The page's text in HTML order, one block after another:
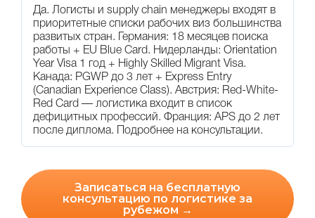
Да. Логисты и supply chain менеджеры входят в
приоритетные списки рабочих виз большинства
развитых стран. Германия: 18 месяцев поиска
работы + EU Blue Card. Нидерланды: Orientation
Year Visa 1 год + Highly Skilled Migrant Visa.
Канада: PGWP до 3 лет + Express Entry
(Canadian Experience Class). Австрия: Red-White-
Red Card — логистика входит в список
дефицитных профессий. Франция: APS до 2 лет
после диплома.
Подробнее на консультации .
Записаться на бесплатную
консультацию по логистике за
рубежом →